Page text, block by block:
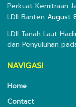
Perkuat Kemitraan
LDII Banten August
LDII Tanah Laut
dan Penyuluhan
NAVIGASI
Home
Contact